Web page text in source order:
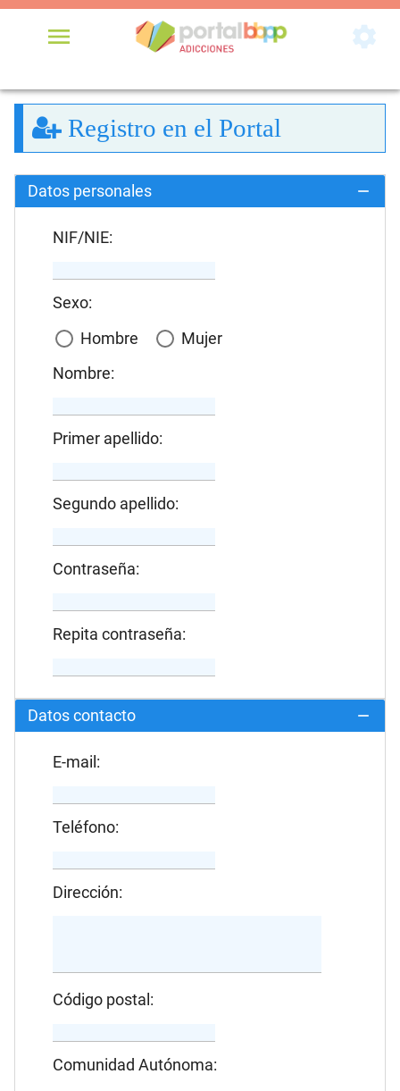
 
Registro en el Portal
Datos personales
NIF/NIE:
Sexo:
Hombre
Mujer
Nombre:
Primer apellido:
Segundo apellido:
Contraseña:
Repita contraseña:
Datos contacto
E-mail:
Teléfono:
Dirección:
Código postal:
Comunidad Autónoma: